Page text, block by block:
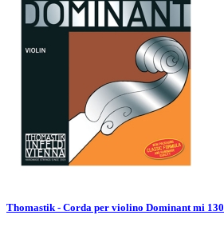
Thomastik - Corda per violino Dominant mi 130